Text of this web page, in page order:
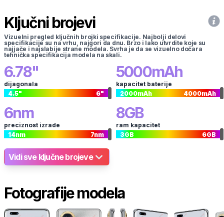
Ključni brojevi
Vizuelni pregled ključnih brojki specifikacije. Najbolji delovi
specifikacije su na vrhu, najgori da dnu. Brzo i lako utvrdite koje su
najjače i najslabije strane modela. Svrha je da se vizuelno dočara
tehnička specifikacija modela na skali.
6.78"
dijagonala
4.5" 6"
5000mAh
kapacitet baterije
2000mAh 4000mAh
6nm
preciznost izrade
14nm 7nm
8GB
ram kapacitet
3GB 6GB
Vidi sve ključne brojeve
Fotografije modela